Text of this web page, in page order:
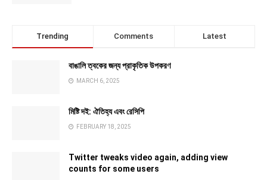
Trending Comments Latest
বাঙালি ত্বকের জন্য প্রাকৃতিক উপকরণ
MARCH 6, 2025
মিষ্টি দই: ঐতিহ্য এবং রেসিপি
FEBRUARY 18, 2025
Twitter tweaks video again, adding view
counts for some users